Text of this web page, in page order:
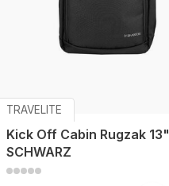
TRAVELITE
Kick Off Cabin Rugzak 13"
SCHWARZ